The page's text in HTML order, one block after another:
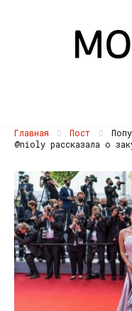
Главная Пост
@nioly рассказала о